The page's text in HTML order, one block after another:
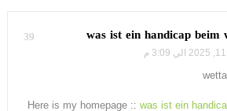
39 was ist ein handicap beim
Here is my homepage ::was ist ein